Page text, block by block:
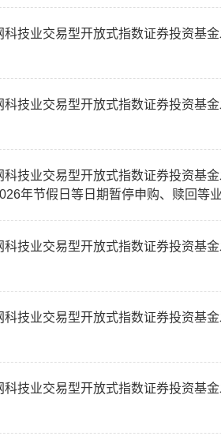
科技业交易型开放式指数证券投资基
科技业交易型开放式指数证券投资基
科技业交易型开放式指数证券投资基
年节假日等日期暂停申购、赎回等
科技业交易型开放式指数证券投资基
科技业交易型开放式指数证券投资基
科技业交易型开放式指数证券投资基